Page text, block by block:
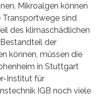
Mikroalgen können
sind
des klimaschädlichen
der
können, müssen die
in Stuttgart
Institut für
IGB noch viele